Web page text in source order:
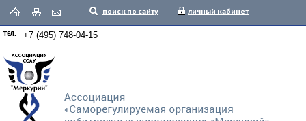
поиск по сайту личный кабинет
ТЕЛ. +7 (495) 748-04-15